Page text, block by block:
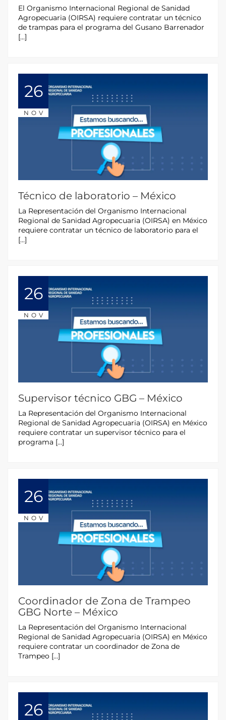
El Organismo Internacional Regional de Sanidad
Agropecuaria (OIRSA) requiere contratar un técnico
de trampas para el programa del Gusano Barrenador
[…]
26
NOV
Técnico de laboratorio – México
La Representación del Organismo Internacional
Regional de Sanidad Agropecuaria (OIRSA) en México
requiere contratar un técnico de laboratorio para el
[…]
26
NOV
Supervisor técnico GBG – México
La Representación del Organismo Internacional
Regional de Sanidad Agropecuaria (OIRSA) en México
requiere contratar un supervisor técnico para el
programa […]
26
NOV
Coordinador de Zona de Trampeo
GBG Norte – México
La Representación del Organismo Internacional
Regional de Sanidad Agropecuaria (OIRSA) en México
requiere contratar un coordinador de Zona de
Trampeo […]
26